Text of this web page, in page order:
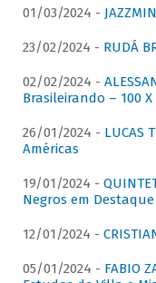
01/03/2024 -
23/02/2024 - RUDÁ
02/02/2024 -
Brasileirando – 100
26/01/2024 - LUCAS
Américas
19/01/2024 -
Negros em Destaque
12/01/2024 -
05/01/2024 - FABIO